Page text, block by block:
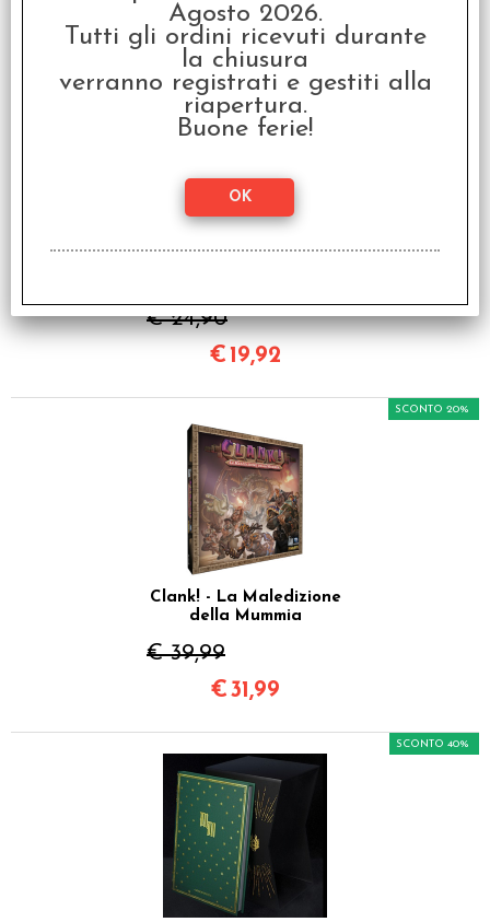
€ 24,90
€19,92
Clank! - La Maledizione
della Mummia
€ 39,99
SCONTO 20%
€31,99
SCONTO 40%
Agosto 2026.
Tutti gli ordini ricevuti durante
la chiusura
verranno registrati e gestiti alla
riapertura.
Buone ferie!